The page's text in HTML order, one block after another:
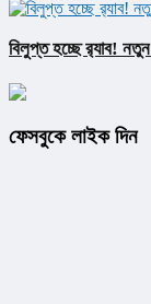
বিলুপ্ত হচ্ছে র‍্যাব!
ফেসবুকে লাইক দিন